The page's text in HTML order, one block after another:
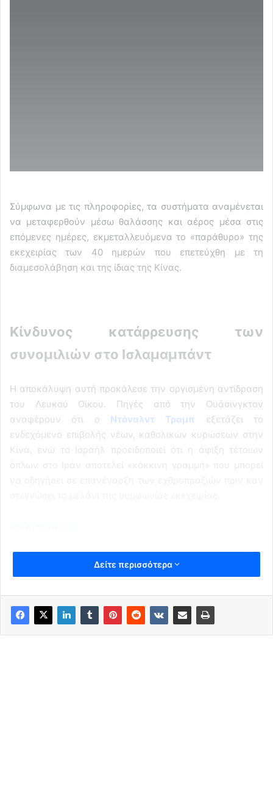
Σύμφωνα με τις πληροφορίες, τα συστήματα αναμένεται
να μεταφερθούν μέσω θαλάσσης και αέρος μέσα στις
επόμενες ημέρες, εκμεταλλευόμενα το «παράθυρο» της
εκεχειρίας των 40 ημερών που επετεύχθη με τη
διαμεσολάβηση και της ίδιας της Κίνας.
Κίνδυνος κατάρρευσης των
συνομιλιών στο Ισλαμαμπάντ
Η αποκάλυψη αυτή προκάλεσε την οργισμένη αντίδραση
του Λευκού Οίκου. Πηγές από την Ουάσινγκτον
αναφέρουν ότι ο Ντόναλντ Τραμπ εξετάζει το
ενδεχόμενο επιβολής νέων, καθολικών κυρώσεων στην
Κίνα, ενώ το Ισραήλ προειδοποιεί ότι η άφιξη τέτοιων
Δείτε περισσότερα